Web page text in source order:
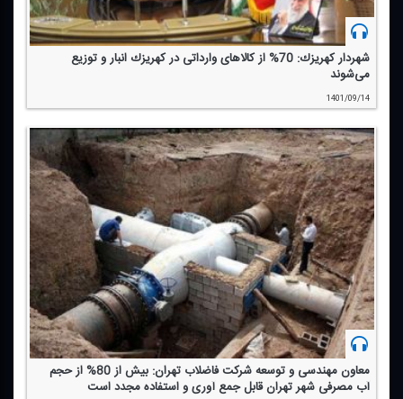
شهردار كهریزك: 70% از كالاهای وارداتی در كهریزك انبار و توزیع
می‌شوند
1401/09/14
معاون مهندسی و توسعه شركت فاضلاب تهران: بیش از 80% از حجم
آب مصرفی شهر تهران قابل جمع آوری و استفاده مجدد است